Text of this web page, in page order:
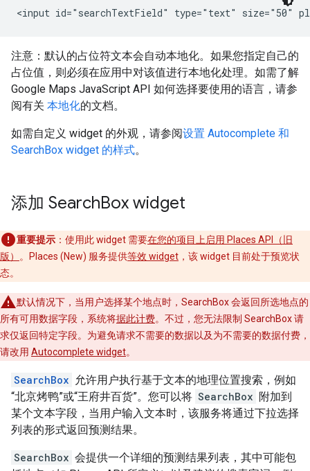
<input id="searchTextField" type="text" size="50"
注意：默认的占位符文本会自动本地化。如果您指定自己的
占位值，则必须在应用中对该值进行本地化处理。如需了解
Google Maps JavaScript API 如何选择要使用的语言，请参
阅有关 本地化的文档。
如需自定义 widget 的外观，请参阅设置 Autocomplete 和
SearchBox widget 的样式。
添加 SearchBox widget
重要提示 ：使用此 widget 需要在您的项目上启用 Places API（旧
版）
。Places (New) 服务提供等效 widget ，该 widget 目前处于预览状
态。
默认情况下，当用户选择某个地点时，SearchBox 会返回所选地点的
所有可用数据字段，系统将据此计费。不过，您无法限制 SearchBox 请
求仅返回特定字段。为避免请求不需要的数据以及为不需要的数据付费，
请改用 Autocomplete widget。
SearchBox 允许用户执行基于文本的地理位置搜索，例如
“北京烤鸭”或“王府井百货”。您可以将 SearchBox 附加到
某个文本字段，当用户输入文本时，该服务将通过下拉选择
列表的形式返回预测结果。
SearchBox 会提供一个详细的预测结果列表，其中可能包